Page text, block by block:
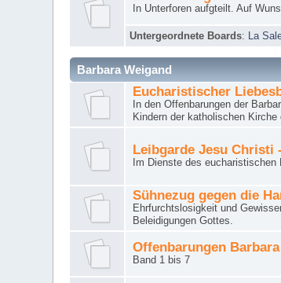
In Unterforen aufgteilt. Auf
Untergeordnete Boards: La
Barbara Weigand
Eucharistischer
In den Offenbarungen der
Kindern der katholischen
Leibgarde Jesu Christi
Im Dienste des eucharistischen
Sühnezug gegen die
Ehrfurchtslosigkeit und
Beleidigungen Gottes.
Offenbarungen
Band 1 bis 7